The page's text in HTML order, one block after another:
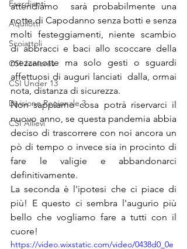
Esordienti
Aquilotti
Scoiattoli
CSI Juniores
CSI Under 13
Divisione Regionale 3
CSI Allievi
attendiamo  sarà probabilmente una
notte di Capodanno senza botti e senza
molti festeggiamenti, niente scambio
di abbracci e baci allo scoccare della
mezzanotte ma solo gesti o sguardi
affettuosi di auguri lanciati  dalla, ormai
nota, distanza di sicurezza.
Non sappiamo cosa potrà riservarci il
nuovo anno, se questa pandemia abbia
deciso di trascorrere con noi ancora un
pò di tempo o invece sia in procinto di
fare le valigie e abbandonarci
definitivamente.
La seconda è l'ipotesi che ci piace di
più! E questo ci sembra l'augurio più
bello che vogliamo fare a tutti con il
cuore!
https://video.wixstatic.com/video/0438d0_0e